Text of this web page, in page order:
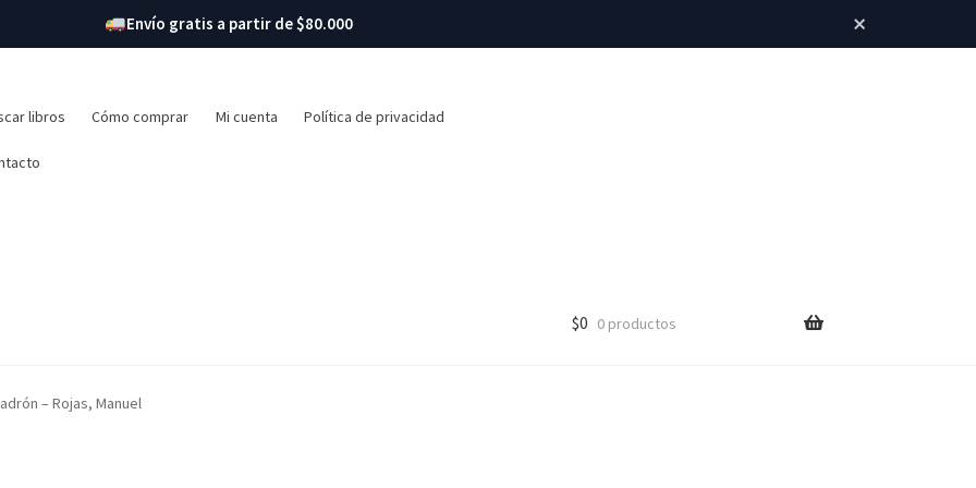
Envío gratis a partir de $80.000 ×
libros Cómo comprar Mi cuenta Política de privacidad
$0 0 productos
– Rojas, Manuel